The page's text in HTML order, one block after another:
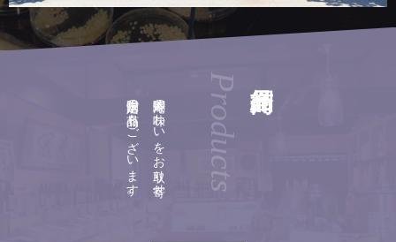
Products
関寿庵の味わいをお取り寄せ。
店舗限定の商品もございます。